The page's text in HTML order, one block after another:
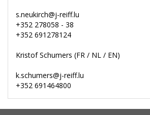
s.neukirch@j-reiff.lu
+352 278058 - 38
+352 691278124
Kristof Schumers (FR / NL / EN)
k.schumers@j-reiff.lu
+352 691464800